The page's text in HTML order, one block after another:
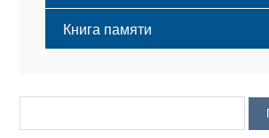
Книга памяти